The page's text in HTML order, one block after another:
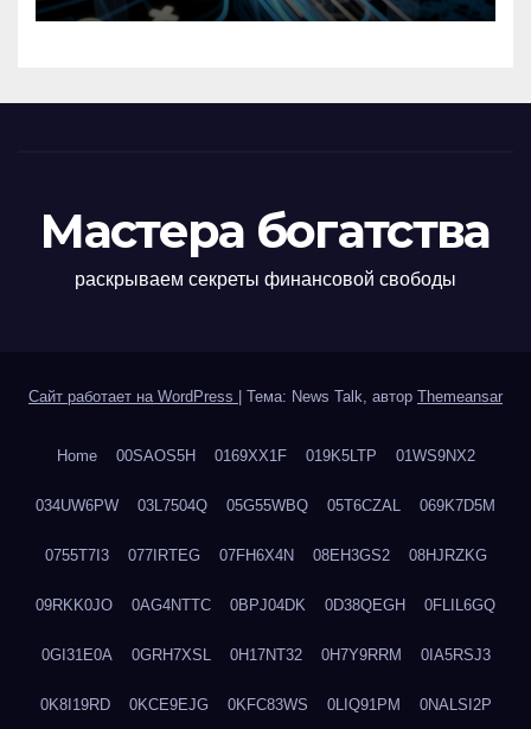
Мастера богатства
раскрываем секреты финансовой свободы
Сайт работает на WordPress Тема: News Talk, автор Themeansar
Home 00SAOS5H 0169XX1F 019K5LTP 01WS9NX2
034UW6PW 03L7504Q 05G55WBQ 05T6CZAL 069K7D5M
0755T7I3 077IRTEG 07FH6X4N 08EH3GS2 08HJRZKG
09RKK0JO 0AG4NTTC 0BPJ04DK 0D38QEGH 0FLIL6GQ
0GI31E0A 0GRH7XSL 0H17NT32 0H7Y9RRM 0IA5RSJ3
0K8I19RD 0KCE9EJG 0KFC83WS 0LIQ91PM 0NALSI2P